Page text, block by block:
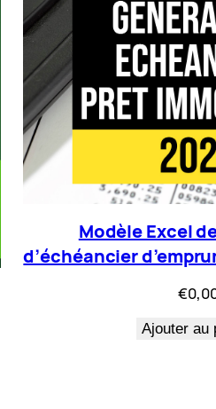
Modèle Excel
d’échéancier
€
Ajouter au